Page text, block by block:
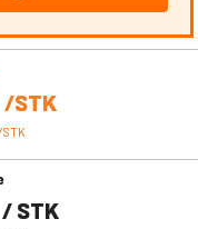
/STK
STK
/STK